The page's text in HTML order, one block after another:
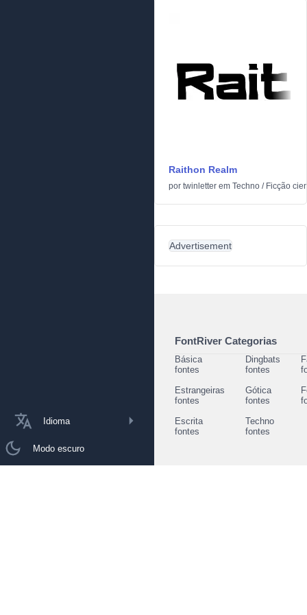
Idioma
Modo escuro
Raithon Realm
por twinletter em Techno / Ficção
Advertisement
FontRiver Categorias
Básica
fontes
Dingbats
fontes
Estrangeiras
fontes
Gótica
fontes
Escrita
fontes
Techno
fontes